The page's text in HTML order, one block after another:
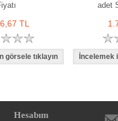
TL
adet
Hesabım